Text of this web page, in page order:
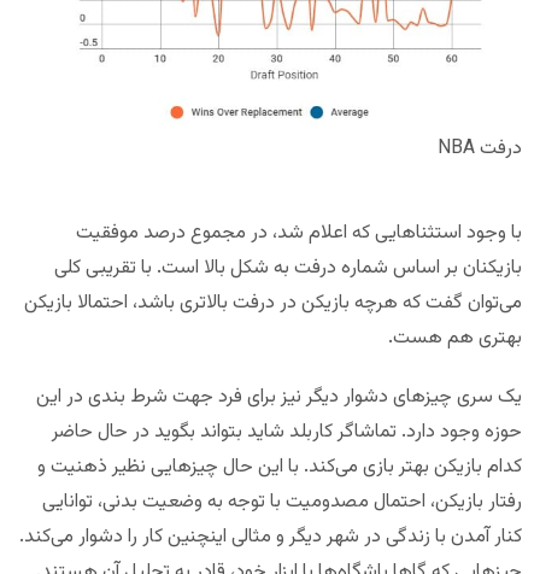
درفت NBA
با وجود استثناهایی که اعلام شد، در مجموع درصد موفقیت
بازیکنان بر اساس شماره درفت به شکل بالا است. با تقریبی کلی
می‌توان گفت که هرچه بازیکن در درفت بالاتری باشد، احتمالا بازیکن
بهتری هم هست.
یک سری چیزهای دشوار دیگر نیز برای فرد جهت شرط بندی در این
حوزه وجود دارد. تماشاگر کاربلد شاید بتواند بگوید در حال حاضر
کدام بازیکن بهتر بازی می‌کند. با این حال چیزهایی نظیر ذهنیت و
رفتار بازیکن، احتمال مصدومیت با توجه به وضعیت بدنی، توانایی
کنار آمدن با زندگی در شهر دیگر و مثالی اینچنین کار را دشوار می‌کند.